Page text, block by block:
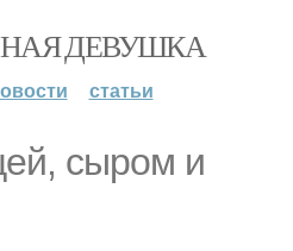
ДЕВУШКА
статьи
сыром и